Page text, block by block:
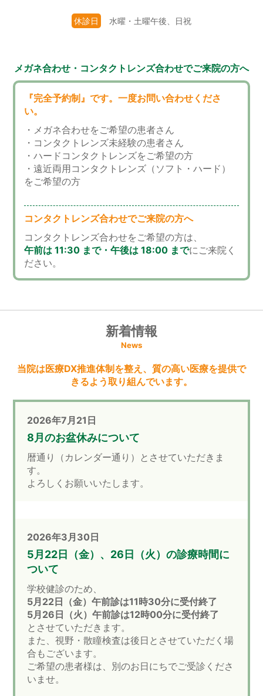
休診日 水曜・土曜午後、日祝
メガネ合わせ・コンタクトレンズ合わせでご来院の方へ
『完全予約制』です。一度お問い合わせくださ
い。
・メガネ合わせをご希望の患者さん
・コンタクトレンズ未経験の患者さん
・ハードコンタクトレンズをご希望の方
・遠近両用コンタクトレンズ（ソフト・ハード）
をご希望の方
コンタクトレンズ合わせでご来院の方へ
コンタクトレンズ合わせをご希望の方は、
午前は 11:30 まで・午後は 18:00 までにご来院く
ださい。
新着情報
News
当院は医療DX推進体制を整え、質の高い医療を提供で
きるよう取り組んでいます。
2026年7月21日
8月のお盆休みについて
暦通り（カレンダー通り）とさせていただきま
す。
よろしくお願いいたします。
2026年3月30日
5月22日（金）、26日（火）の診療時間に
ついて
学校健診のため、
5月22日（金）午前診は11時30分に受付終了
5月26日（火）午前診は12時00分に受付終了
とさせていただきます。
また、視野・散瞳検査は後日とさせていただく場
合もございます。
ご希望の患者様は、別のお日にちでご受診くださ
いませ。